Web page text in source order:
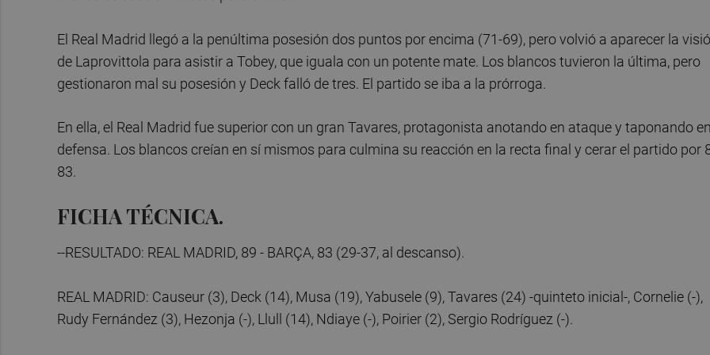
El Real Madrid llegó a la penúltima posesión dos puntos por encima (71-69), pero volvió a aparecer la
de Laprovittola para asistir a Tobey, que iguala con un potente mate. Los blancos tuvieron la última, pero
gestionaron mal su posesión y Deck falló de tres. El partido se iba a la prórroga.
En ella, el Real Madrid fue superior con un gran Tavares, protagonista anotando en ataque y taponando en
defensa. Los blancos creían en sí mismos para culmina su reacción en la recta final y cerar el partido por
83.
FICHA TÉCNICA.
--RESULTADO: REAL MADRID, 89 - BARÇA, 83 (29-37, al descanso).
REAL MADRID: Causeur (3), Deck (14), Musa (19), Yabusele (9), Tavares (24) -quinteto inicial-, Cornelie (-),
Rudy Fernández (3), Hezonja (-), Llull (14), Ndiaye (-), Poirier (2), Sergio Rodríguez (-).